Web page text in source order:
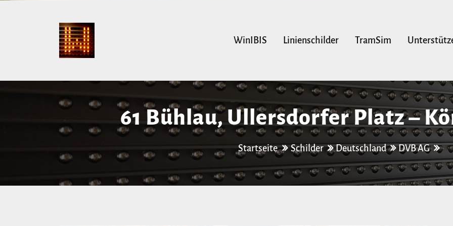
WinIBIS Linienschilder TramSim
61 Bühlau, Ullersdorfer Platz –
Pohlandplatz (Technische
Karcherallee – Zwinglistraße –
Straße
Startseite Schilder Deutschland DVB AG